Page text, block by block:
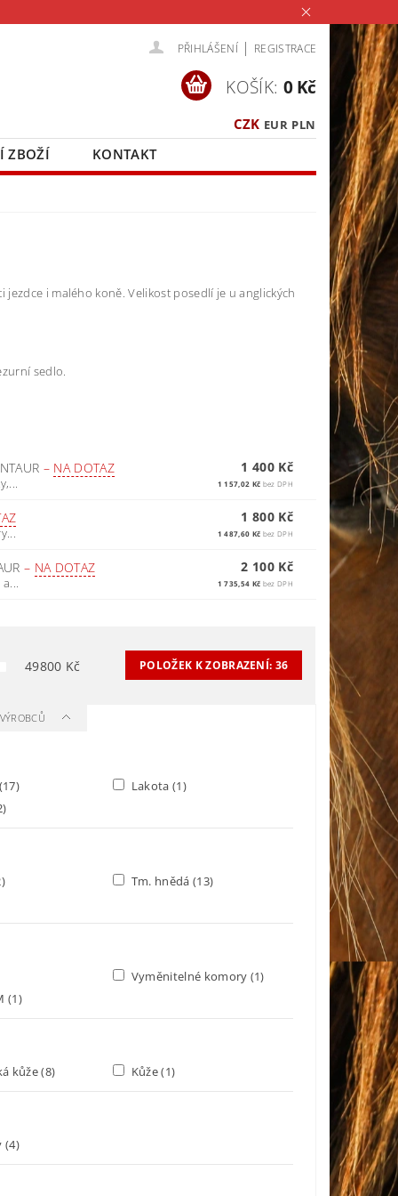
PŘIHLÁŠENÍ | REGISTRACE
CZK EUR PLN
KOŠÍK: 0 Kč
ZBOŽÍ KONTAKT
i malého koně. Velikost posedlí je u anglických
sedlo.
– NA DOTAZ 1 400 Kč
1 157,02 Kč bez DPH
1 800 Kč
1 487,60 Kč bez DPH
– NA DOTAZ 2 100 Kč
1 735,54 Kč bez DPH
49800 Kč POLOŽEK K ZOBRAZENÍ: 36
Lakota(1)
Tm. hnědá (13)
Vyměnitelné komory (1)
(1)
kůže(8) Kůže(1)
(4)